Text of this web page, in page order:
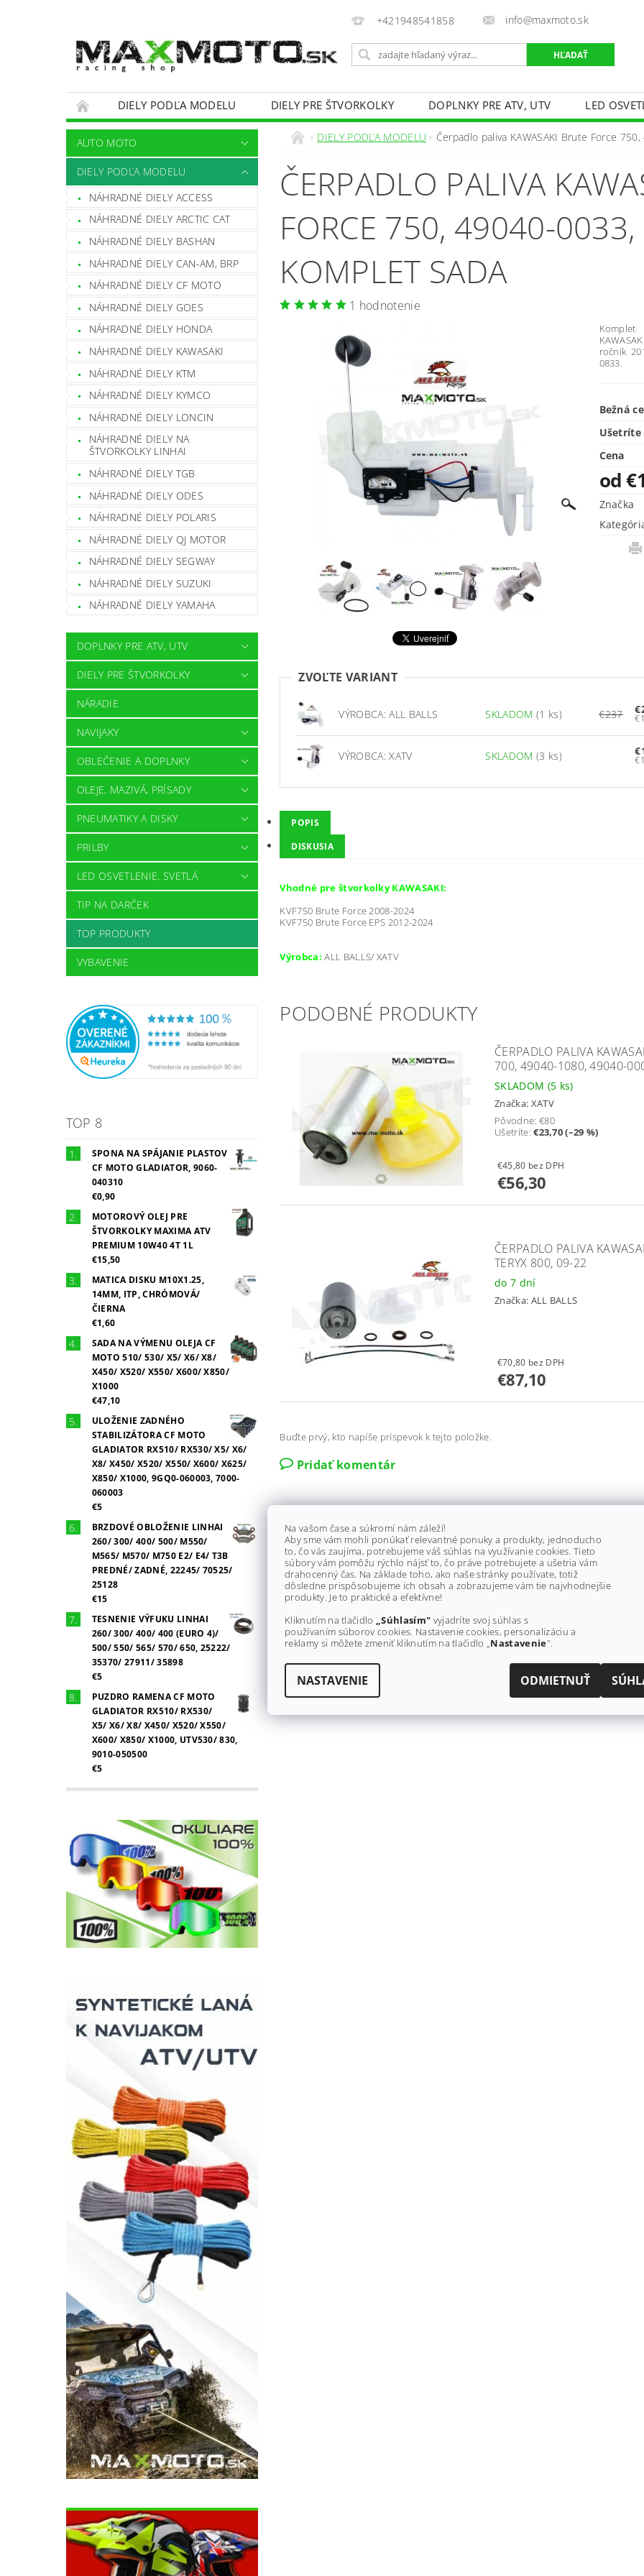
+421948541858 info@maxmoto.sk
DIELY PODĽA MODELU DIELY PRE ŠTVORKOLKY DOPLNKY PRE ATV, UTV
LED
OBCHODNÉ PODMIENKY
KONTAKTY
AUTO MOTO
DIELY PODĽA MODELU
NÁHRADNÉ DIELY ACCESS
NÁHRADNÉ DIELY ARCTIC CAT
NÁHRADNÉ DIELY BASHAN
NÁHRADNÉ DIELY CAN-AM, BRP
NÁHRADNÉ DIELY CF MOTO
NÁHRADNÉ DIELY GOES
NÁHRADNÉ DIELY HONDA
NÁHRADNÉ DIELY KAWASAKI
NÁHRADNÉ DIELY KTM
NÁHRADNÉ DIELY KYMCO
NÁHRADNÉ DIELY LONCIN
NÁHRADNÉ DIELY NA
ŠTVORKOLKY LINHAI
NÁHRADNÉ DIELY TGB
NÁHRADNÉ DIELY ODES
NÁHRADNÉ DIELY POLARIS
NÁHRADNÉ DIELY QJ MOTOR
NÁHRADNÉ DIELY SEGWAY
NÁHRADNÉ DIELY SUZUKI
NÁHRADNÉ DIELY YAMAHA
DOPLNKY PRE ATV, UTV
DIELY PRE ŠTVORKOLKY
NÁRADIE
NAVIJAKY
OBLEČENIE A DOPLNKY
OLEJE, MAZIVÁ, PRÍSADY
PNEUMATIKY A DISKY
PRILBY
LED OSVETLENIE, SVETLÁ
TIP NA DARČEK
TOP PRODUKTY
VYBAVENIE
TOP 8
SPONA NA SPÁJANIE PLASTOV
CF MOTO GLADIATOR, 9060-
040310
€0,90
MOTOROVÝ OLEJ PRE
ŠTVORKOLKY MAXIMA ATV
PREMIUM 10W40 4T 1L
€15,50
MATICA DISKU M10X1.25,
14MM, ITP, CHRÓMOVÁ/
ČIERNA
€1,60
SADA NA VÝMENU OLEJA CF
MOTO 510/ 530/ X5/ X6/ X8/
X450/ X520/ X550/ X600/ X850/
X1000
€47,10
ULOŽENIE ZADNÉHO
STABILIZÁTORA CF MOTO
GLADIATOR RX510/ RX530/ X5/ X6/
X8/ X450/ X520/ X550/ X600/ X625/
X850/ X1000, 9GQ0-060003, 7000-
060003
€5
BRZDOVÉ OBLOŽENIE LINHAI
260/ 300/ 400/ 500/ M550/
M565/ M570/ M750 E2/ E4/ T3B
PREDNÉ/ ZADNÉ, 22245/ 70525/
25128
€15
TESNENIE VÝFUKU LINHAI
260/ 300/ 400/ 400 (EURO 4)/
500/ 550/ 565/ 570/ 650, 25222/
35370/ 27911/ 35898
€5
PUZDRO RAMENA CF MOTO
GLADIATOR RX510/ RX530/
X5/ X6/ X8/ X450/ X520/ X550/
X600/ X850/ X1000, UTV530/ 830,
9010-050500
€5
DIELY PODĽA MODELU Čerpadlo paliva KAWASAKI Brute Force
ČERPADLO PALIVA
FORCE 750, 49040-
KOMPLET SADA
1 hodnotenie
Komplet
ročník
0833.
Bežná
Ušetríte
Cena
od
Značka
ZVOĽTE VARIANT
VÝROBCA: ALL BALLS SKLADOM (1 ks) €237
VÝROBCA: XATV SKLADOM (3 ks)
POPIS
DISKUSIA
Vhodné pre štvorkolky KAWASAKI:
KVF750 Brute Force 2008-2024
KVF750 Brute Force EPS 2012-2024
Výrobca: ALL BALLS/ XATV
PODOBNÉ PRODUKTY
ČERPADLO PALIVA
700, 49040-1080, 49040-
SKLADOM (5 ks)
Značka: XATV
Pôvodne: €80
Ušetríte:€23,70 (–29 %)
€45,80 bez DPH
€56,30
ČERPADLO PALIVA
TERYX 800, 09-22
do 7 dní
Značka: ALL BALLS
€70,80 bez DPH
€87,10
Buďte prvý, kto napíše príspevok k tejto položke.
Pridať komentár
Na vašom čase a súkromí nám záleží!
Aby sme vám mohli ponúkať relevantné ponuky a produkty, jednoducho
to, čo vás zaujíma, potrebujeme váš súhlas na využívanie cookies. Tieto
súbory vám pomôžu rýchlo nájsť to, čo práve potrebujete a ušetria vám
drahocenný čas. Na základe toho, ako naše stránky používate, totiž
dôsledne prispôsobujeme ich obsah a zobrazujeme vám tie najvhodnejšie
produkty. Je to praktické a efektívne!
Kliknutím na tlačidlo „Súhlasím" vyjadríte svoj súhlas s
používaním súborov cookies. Nastavenie cookies, personalizáciu a
reklamy si môžete zmeniť kliknutím na tlačidlo „Nastavenie".
NASTAVENIE ODMIETNUŤ